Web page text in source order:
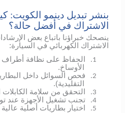
بنشر تبديل دينمو
الاشتراك في أفضل حالة؟
ينصحك خبراؤنا باتباع بعض
الاشتراك الكهربائي في السيارة:
1.
الحفاظ على نظافة أطراف
الأوساخ.
2.
فحص السوائل داخل
التقليدية).
3. التحقق من سلامة الكابلات
4. تجنب تشغيل الأجهزة عند
5. اختيار بطاريات أصلية